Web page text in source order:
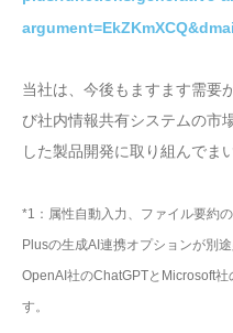
当社は、今後もますます需要
び社内情報共有システムの市
した製品開発に取り組んでま
*1：属性自動入力、ファイル要約
Plusの生成AI連携オプションが別
OpenAI社のChatGPTとMicrosoft
す。